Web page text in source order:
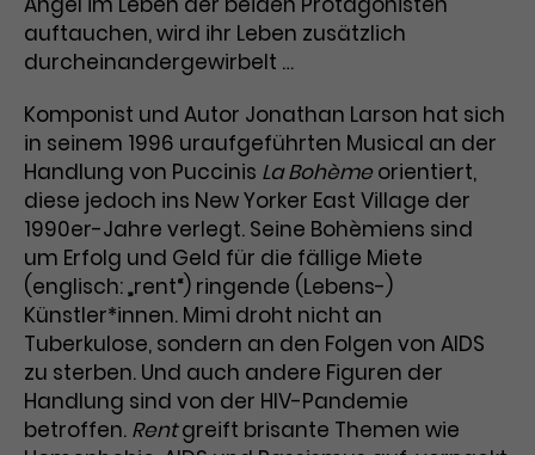
auftauchen, wird ihr Leben zusätzlich
durcheinandergewirbelt …
Komponist und Autor Jonathan Larson hat sich
in seinem 1996 uraufgeführten Musical an der
Handlung von Puccinis La Bohèmeorientiert,
diese jedoch ins New Yorker East Village der
1990er-Jahre verlegt. Seine Bohèmiens sind
um Erfolg und Geld für die fällige Miete
(englisch: „rent“) ringende (Lebens-)
Künstler*innen. Mimi droht nicht an
Tuberkulose, sondern an den Folgen von AIDS
zu sterben. Und auch andere Figuren der
Handlung sind von der HIV-Pandemie
betroffen. Rentgreift brisante Themen wie